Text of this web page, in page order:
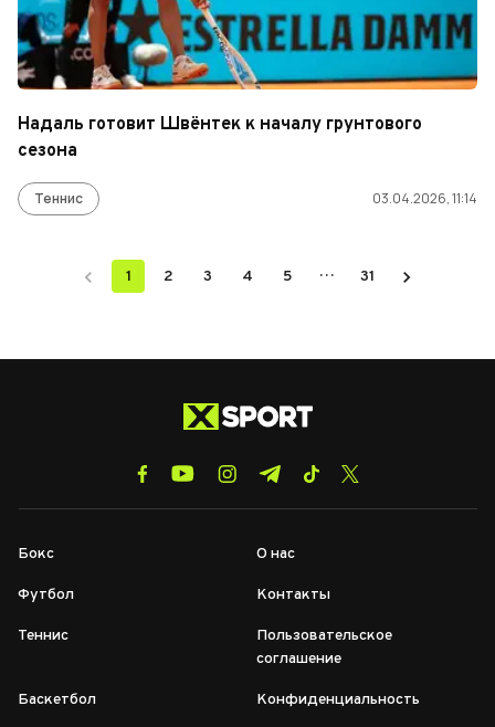
Надаль готовит Швёнтек к началу грунтового
сезона
Теннис 03.04.2026, 11:14
1 2 3 4 5 … 31
Бокс
Футбол
Теннис
Баскетбол
О нас
Контакты
Пользовательское
соглашение
Конфиденциальность